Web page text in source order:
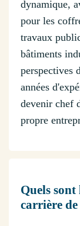
dynamique,
pour les
travaux
bâtiments
perspectives
années
devenir chef
propre
Quels sont
carrière